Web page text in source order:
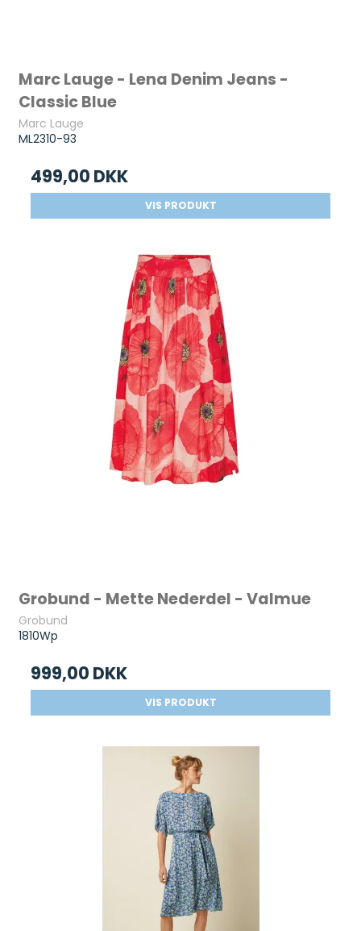
Marc Lauge - Lena Denim Jeans -
Classic Blue
Marc Lauge
ML2310-93
499,00 DKK
VIS PRODUKT
Grobund - Mette Nederdel - Valmue
Grobund
1810Wp
999,00 DKK
VIS PRODUKT